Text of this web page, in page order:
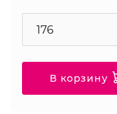
В корзину